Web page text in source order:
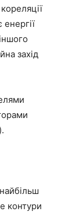
захід
контури